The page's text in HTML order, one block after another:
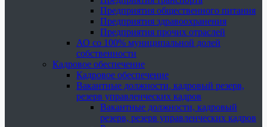
Предприятия общественного питания
Предприятия здравоохранения
Предприятия прочих отраслей
АО со 100% муниципальной долей
собственности
Кадровое обеспечение
Кадровое обеспечение
Вакантные должности, кадровый резерв,
резерв управленческих кадров
Вакантные должности, кадровый
резерв, резерв управленческих кадров